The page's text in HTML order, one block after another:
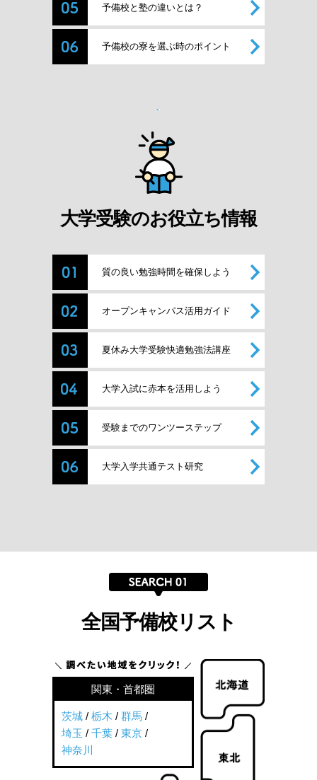
予備校と塾の違いとは？
予備校の寮を選ぶ時のポイント
大学受験のお役立ち情報
質の良い勉強時間を確保しよう
オープンキャンパス活用ガイド
夏休み大学受験快適勉強法講座
大学入試に赤本を活用しよう
受験までのワンツーステップ
大学入学共通テスト研究
全国予備校リスト
関東・首都圏
茨城 / 栃木 / 群馬 /
埼玉 / 千葉 / 東京 /
神奈川